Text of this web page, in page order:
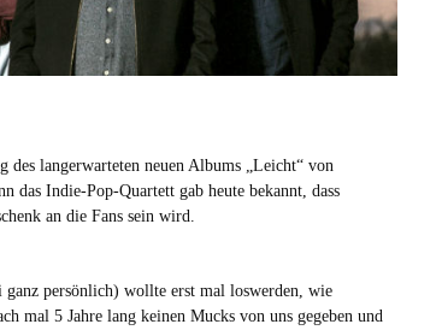
langerwarteten neuen Albums „Leicht“ von
das Indie-Pop-Quartett gab heute bekannt, dass
an die Fans sein wird.
persönlich) wollte erst mal loswerden, wie
mal 5 Jahre lang keinen Mucks von uns gegeben und